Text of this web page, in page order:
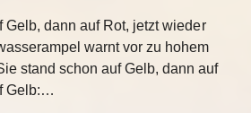
Gelb, dann auf Rot, jetzt wieder
warnt vor zu hohem
stand schon auf Gelb, dann auf
Gelb:…